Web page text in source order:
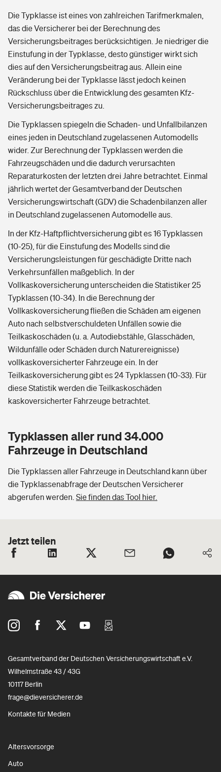
Die Typklasse ist eines von zahlreichen Tarifmerkmalen,
das die Versicherer bei der Berechnung des
Versicherungsbeitrages berücksichtigen. Je niedriger die
Einstufung in der Typklasse, desto günstiger wirkt sich
dies auf den Versicherungsbeitrag aus. Allein eine
Veränderung bei der Typklasse lässt jedoch keinen
Rückschluss über die Entwicklung des gesamten Kfz-
Versicherungsbeitrages zu.
Die Typklassen spiegeln die Schaden- und Unfallbilanzen
eines jeden in Deutschland zugelassenen Automodells
wider. Zur Berechnung der Typklassen werden die
Fahrzeugschäden und die dadurch verursachten
Reparaturkosten der letzten drei Jahre betrachtet. Einmal
jährlich wertet der Gesamtverband der Deutschen
Versicherungswirtschaft (GDV) die Schadenbilanzen aller
in Deutschland zugelassenen Automodelle aus.
In der Kfz-Haftpflichtversicherung gibt es 16 Typklassen
(10-25), für die Einstufung des Modells sind die
Versicherungsleistungen für geschädigte Dritte nach
Verkehrsunfällen maßgeblich. In der
Vollkaskoversicherung unterscheiden die Statistiker 25
Typklassen (10-34). In die Berechnung der
Vollkaskoversicherung fließen die Schäden am eigenen
Auto nach selbstverschuldeten Unfällen sowie die
Teilkaskoschäden (u. a. Autodiebstähle, Glasschäden,
Wildunfälle oder Schäden durch Naturereignisse)
vollkaskoversicherter Fahrzeuge ein. In der
Teilkaskoversicherung gibt es 24 Typklassen (10-33). Für
diese Statistik werden die Teilkaskoschäden
kaskoversicherter Fahrzeuge betrachtet.
Typklassen aller rund 34.000
Fahrzeuge in Deutschland
Die Typklassen aller Fahrzeuge in Deutschland kann über
die Typklassenabfrage der Deutschen Versicherer
abgerufen werden. Sie finden das Tool hier.
Jetzt teilen
Gesamtverband der Deutschen Versicherungswirtschaft e.V.
Wilhelmstraße 43 / 43G
10117 Berlin
frage@dieversicherer.de
Kontakte für Medien
Altersvorsorge
Auto